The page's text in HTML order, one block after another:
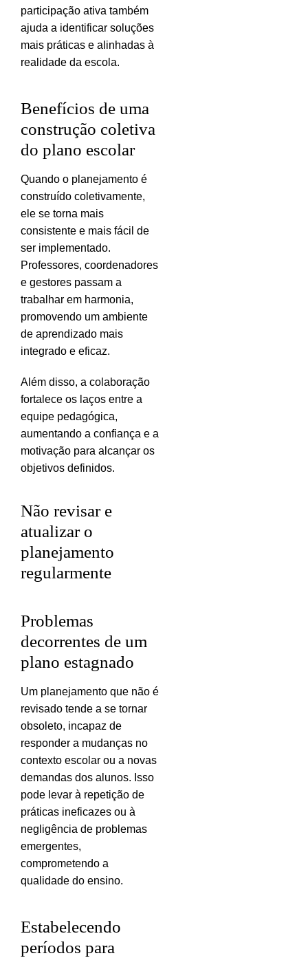
participação ativa também
ajuda a identificar soluções
mais práticas e alinhadas à
realidade da escola.
Benefícios de uma
construção coletiva
do plano escolar
Quando o planejamento é
construído coletivamente,
ele se torna mais
consistente e mais fácil de
ser implementado.
Professores, coordenadores
e gestores passam a
trabalhar em harmonia,
promovendo um ambiente
de aprendizado mais
integrado e eficaz.
Além disso, a colaboração
fortalece os laços entre a
equipe pedagógica,
aumentando a confiança e a
motivação para alcançar os
objetivos definidos.
Não revisar e
atualizar o
planejamento
regularmente
Problemas
decorrentes de um
plano estagnado
Um planejamento que não é
revisado tende a se tornar
obsoleto, incapaz de
responder a mudanças no
contexto escolar ou a novas
demandas dos alunos. Isso
pode levar à repetição de
práticas ineficazes ou à
negligência de problemas
emergentes,
comprometendo a
qualidade do ensino.
Estabelecendo
períodos para